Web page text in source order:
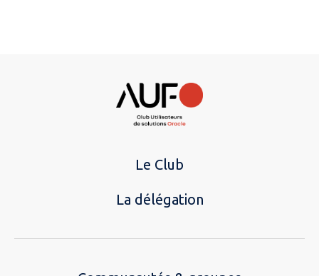
Le Club
La délégation